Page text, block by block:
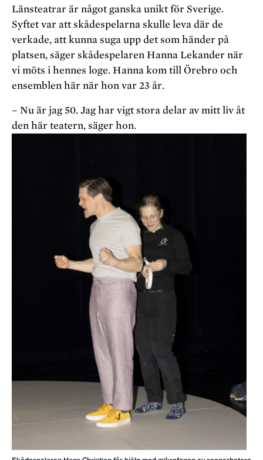
Länsteatrar är något ganska unikt för Sverige.
Syftet var att skådespelarna skulle leva där de
verkade, att kunna suga upp det som händer på
platsen, säger skådespelaren Hanna Lekander när
vi möts i hennes loge. Hanna kom till Örebro och
ensemblen här när hon var 23 år.
– Nu är jag 50. Jag har vigt stora delar av mitt liv åt
den här teatern, säger hon.